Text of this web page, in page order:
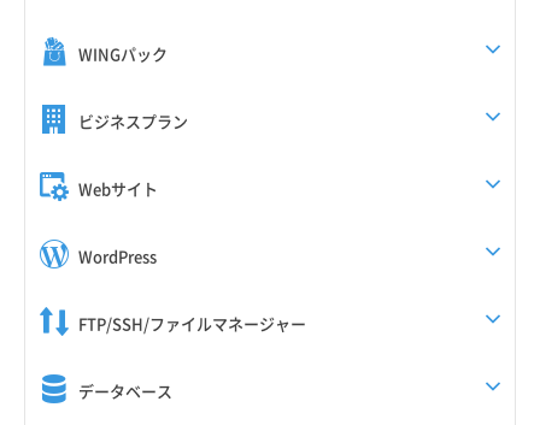
WINGパック
ビジネスプラン
Webサイト
WordPress
FTP/SSH/ファイルマネージャー
データベース